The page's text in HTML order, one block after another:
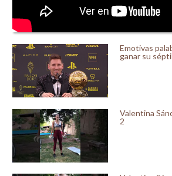
Emotivas
ganar su
Valentina
2